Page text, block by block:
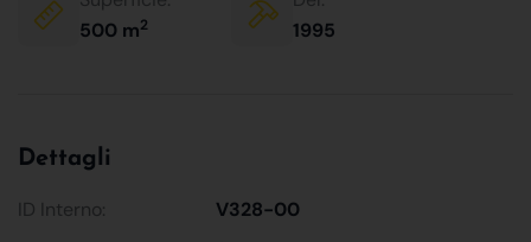
500 m2
1995
Dettagli
ID Interno:
V328-00